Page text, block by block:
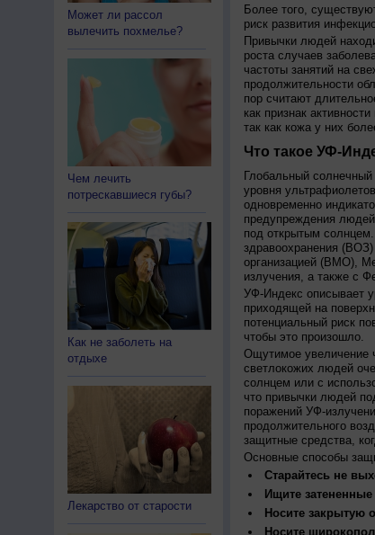
Может ли рассол
вылечить похмелье?
Чем лечить
потрескавшиеся губы?
Как не заболеть на
отдыхе
Лекарство от старости
Более того,
риск развития
Привычки людей
роста случаев
частоты занятий на
продолжительности
пор считают
как признак
так как кожа у них
Что такое УФ-
Глобальный
уровня
одновременно
предупреждения
под открытым
здравоохранения
организацией (ВМО),
излучения, а также с
УФ-Индекс описывает
приходящей на
потенциальный риск
чтобы это произошло.
Ощутимое увеличение
светлокожих людей
солнцем или с
что привычки людей
поражений УФ-
продолжительного
защитные средства,
Основные способы
Старайтесь не
Ищите затененные
Носите закрытую
Носите